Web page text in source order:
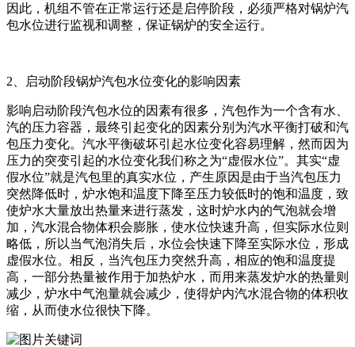
因此，机组不管在正常运行还是启停阶段，必须严格对锅炉汽
包水位进行监视和调整，保证锅炉的安全运行。
2、启动阶段锅炉汽包水位变化的影响因素
影响启动阶段汽包水位的因素有很多，汽包作为一个含有水、
汽的压力容器，最终引起变化的因素分别为汽水平衡打破和汽
包压力变化。汽水平衡破坏引起水位变化容易理解，然而因为
压力的突变引起的水位变化我们称之为“虚假水位”。其实“虚
假水位”就是汽包里的真实水位，产生原因是由于当汽包压力
突然降低时，炉水饱和温度下降至压力较低时的饱和温度，致
使炉水大量放出热量来进行蒸发，这时炉水内的气泡就会增
加，汽水混合物体积会膨胀，使水位快速升高，但实际水位则
略低，所以当气泡消失后，水位会快速下降至实际水位，形成
虚假水位。相反，当汽包压力突然升高，相应的饱和温度提
高，一部分热量被作用于加热炉水，而用来蒸发炉水的热量则
减少，炉水中气泡量就会减少，使得炉内汽水混合物的体积收
缩，从而使水位很快下降。